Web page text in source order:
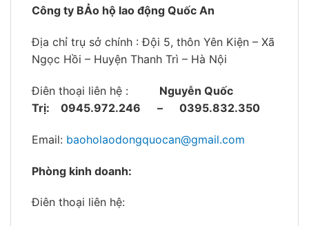
Công ty BẢo hộ lao động Quốc An
Địa chỉ trụ sở chính : Đội 5, thôn Yên Kiện – Xã
Ngọc Hồi – Huyện Thanh Trì – Hà Nội
Điên thoại liên hệ : Nguyễn Quốc
Trị: 0945.972.246 – 0395.832.350
Email: baoholaodongquocan@gmail.com
Phòng kinh doanh:
Điên thoại liên hệ: